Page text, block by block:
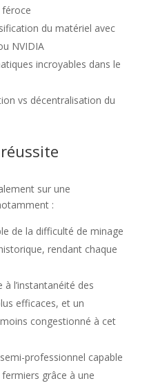
du matériel avec
NVIDIA
incroyables dans le
vs décentralisation du
sur une
:
de la difficulté de minage
rendant chaque
l’instantanéité des
efficaces, et un
congestionné à cet
professionnel capable
grâce à une